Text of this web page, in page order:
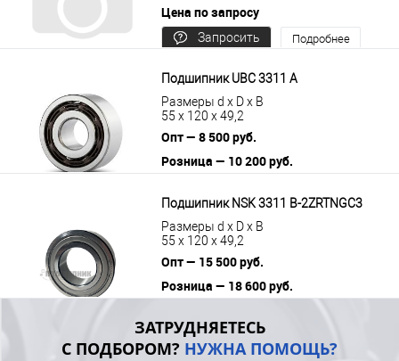
Цена по запросу
Запросить
Подробнее
Подшипник UBC 3311 A
Размеры d x D x B
55 x 120 x 49,2
Опт — 8 500 руб.
Розница — 10 200 руб.
Подшипник NSK 3311 B-2ZRTNGC3
Размеры d x D x B
55 x 120 x 49,2
Опт — 15 500 руб.
Розница — 18 600 руб.
ЗАТРУДНЯЕТЕСЬ
С ПОДБОРОМ? НУЖНА ПОМОЩЬ?